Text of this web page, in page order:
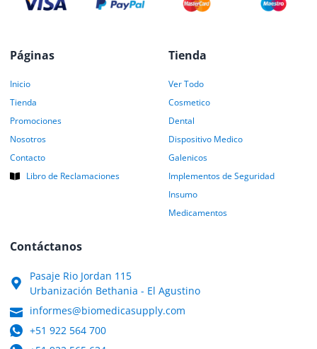
Páginas
Inicio
Tienda
Promociones
Nosotros
Contacto
Libro de Reclamaciones
Tienda
Ver Todo
Cosmetico
Dental
Dispositivo Medico
Galenicos
Implementos de Seguridad
Insumo
Medicamentos
Contáctanos
Pasaje Rio Jordan 115
Urbanización Bethania - El Agustino
informes@biomedicasupply.com
+51 922 564 700